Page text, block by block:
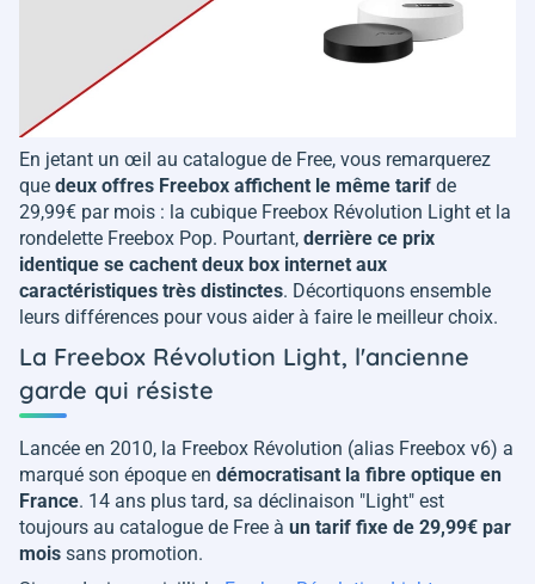
En jetant un œil au catalogue de Free, vous remarquerez
que deux offres Freebox affichent le même tarif de
29,99€ par mois : la cubique Freebox Révolution Light et la
rondelette Freebox Pop. Pourtant, derrière ce prix
identique se cachent deux box internet aux
caractéristiques très distinctes. Décortiquons ensemble
leurs différences pour vous aider à faire le meilleur choix.
La Freebox Révolution Light, l'ancienne
garde qui résiste
Lancée en 2010, la Freebox Révolution (alias Freebox v6) a
marqué son époque en démocratisant la fibre optique en
France. 14 ans plus tard, sa déclinaison "Light" est
toujours au catalogue de Free à un tarif fixe de 29,99€ par
mois sans promotion.